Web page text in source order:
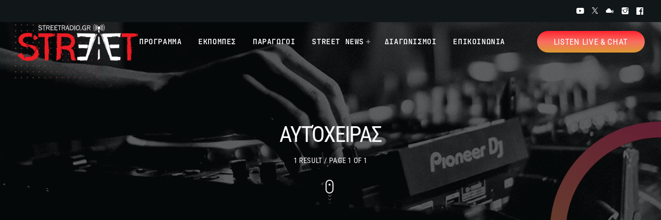
ΠΡΟΓΡΑΜΜΑ ΕΚΠΟΜΠΕΣ ΠΑΡΑΓΩΓΟΙ STREET NEWS ΔΙΑΓΩΝΙΣΜΟΙ ΕΠΙΚΟΙΝΩΝΙΑ LISTEN LIVE & CHAT
ΑΥΤΌΧΕΙΡΑΣ
1 RESULT / PAGE 1 OF 1